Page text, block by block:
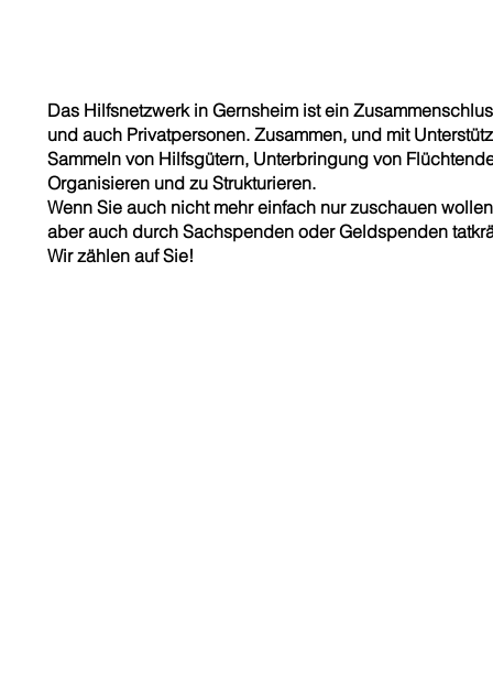
Das Hilfsnetzwerk in Gernsheim ist ein
und auch Privatpersonen. Zusammen, und mit
Sammeln von Hilfsgütern, Unterbringung von
Organisieren und zu Strukturieren.
Wenn Sie auch nicht mehr einfach nur zuschauen
aber auch durch Sachspenden oder Geldspenden
Wir zählen auf Sie!